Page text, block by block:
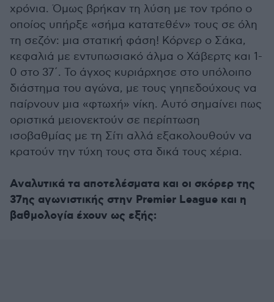
χρόνια. Όμως βρήκαν τη λύση με τον τρόπο ο
οποίος υπήρξε «σήμα κατατεθέν» τους σε όλη
τη σεζόν: μια στατική φάση! Κόρνερ ο Σάκα,
κεφαλιά με εντυπωσιακό άλμα ο Χάβερτς και 1-
0 στο 37΄. Το άγχος κυριάρχησε στο υπόλοιπο
διάστημα του αγώνα, με τους γηπεδούχους να
παίρνουν μια «φτωχή» νίκη. Αυτό σημαίνει πως
οριστικά μειονεκτούν σε περίπτωση
ισοβαθμίας με τη Σίτι αλλά εξακολουθούν να
κρατούν την τύχη τους στα δικά τους χέρια.
Αναλυτικά τα αποτελέσματα και οι σκόρερ της
37ης αγωνιστικής στην Premier League και η
βαθμολογία έχουν ως εξής: